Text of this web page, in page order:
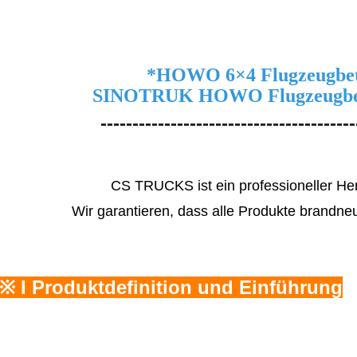
*HOWO 6×4
SINOTRUK HOWO
CS TRUCKS ist ein professioneller
Wir garantieren, dass alle Produkte
I Produktdefinition und Einführung